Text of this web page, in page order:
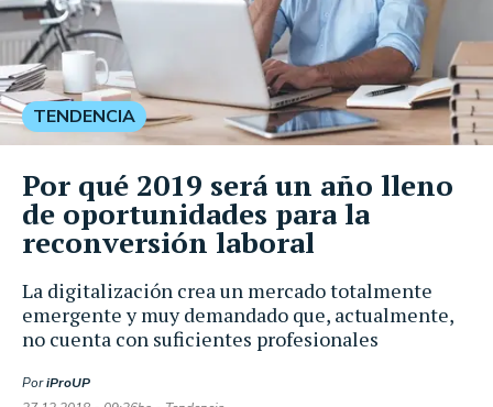
La digitalización crea un mercado totalmente
emergente y muy demandado que, actualmente,
no cuenta con suficientes profesionales
PoriProUP
TENDENCIA
Por qué 2019 será un año lleno
de oportunidades para la
reconversión laboral